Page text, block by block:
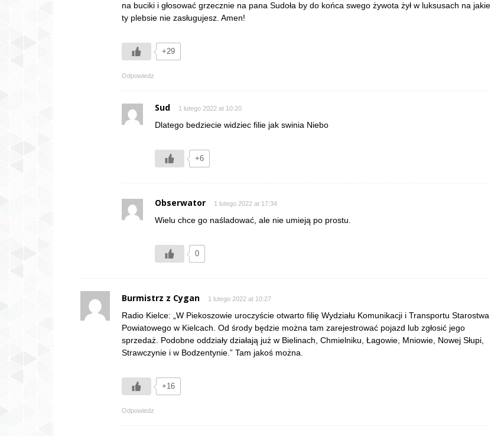
na buciki i głosować grzecznie na pana Sudoła by do końca swego żywota żył w luksusach na jakie
ty plebsie nie zasługujesz. Amen!
+29
Odpowiedz
Sud 1 lutego 2022 at 10:20
Dlatego bedziecie widziec filie jak swinia Niebo
+6
Obserwator 1 lutego 2022 at 17:34
Wielu chce go naśladować, ale nie umieją po prostu.
0
Burmistrz z Cygan 1 lutego 2022 at 10:27
Radio Kielce: „W Piekoszowie uroczyście otwarto filię Wydziału Komunikacji i Transportu Starostwa
Powiatowego w Kielcach. Od środy będzie można tam zarejestrować pojazd lub zgłosić jego
sprzedaż. Podobne oddziały działają już w Bielinach, Chmielniku, Łagowie, Mniowie, Nowej Słupi,
Strawczynie i w Bodzentynie.” Tam jakoś można.
+16
Odpowiedz